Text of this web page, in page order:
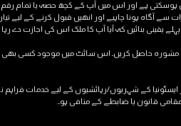
ہوسکتی ہے اور اس میں آپ کے کچھ حصہ یا تمام
آگاہ ہونا چاہیے اور انھیں قبول کرنے کے لیے تیار
بنائیں کہ آیا آپ کا ملک اس کی اجازت دے رہا
اور ایسٹونیا کے شہریوں/رہائشیوں کے لیے خدمات
قانون یا ضابطے کے منافی ہو۔.